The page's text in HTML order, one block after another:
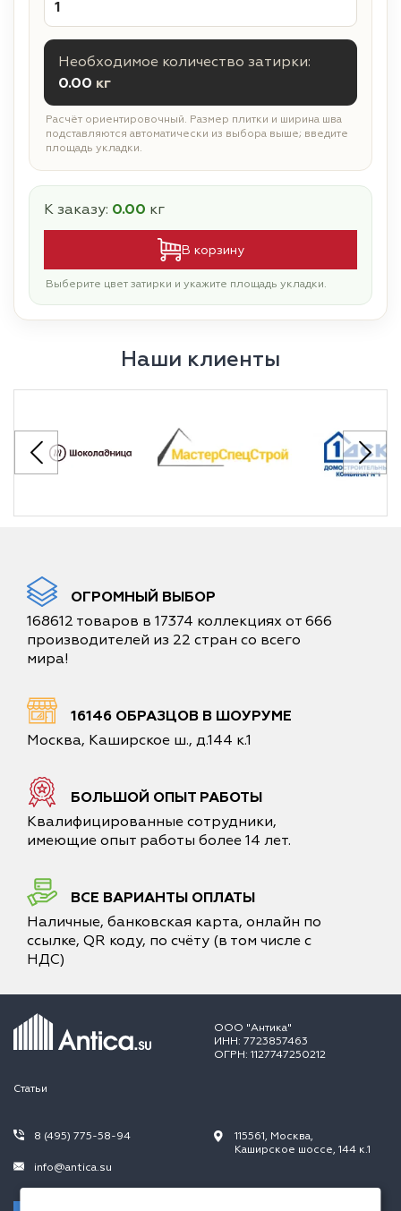
Необходимое количество затирки:
0.00 кг
Расчёт ориентировочный. Размер плитки и ширина шва
подставляются автоматически из выбора выше; введите
площадь укладки.
К заказу: 0.00 кг
В корзину
Выберите цвет затирки и укажите площадь укладки.
Наши клиенты
ОГРОМНЫЙ ВЫБОР
168612 товаров в 17374 коллекциях от 666
производителей из 22 стран со всего
мира!
16146 ОБРАЗЦОВ В ШОУРУМЕ
Москва, Каширское ш., д.144 к.1
БОЛЬШОЙ ОПЫТ РАБОТЫ
Квалифицированные сотрудники,
имеющие опыт работы более 14 лет.
ВСЕ ВАРИАНТЫ ОПЛАТЫ
Наличные, банковская карта, онлайн по
ссылке, QR коду, по счёту (в том числе с
НДС)
ООО "Антика"
ИНН: 7723857463
ОГРН: 1127747250212
Статьи
8 (495) 775-58-94
info@antica.su
115561, Москва,
Каширское шоссе, 144 к.1